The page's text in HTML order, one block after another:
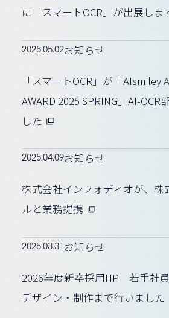
に「スマートOCR」が出展しま
2025.05.02お知らせ
「スマートOCR」が「AIsmiley
AWARD 2025 SPRING」AI-OCR
した
2025.04.09お知らせ
株式会社インフォディオが、株
ルと業務提携
2025.03.31お知らせ
2026年度新卒採用HP 若手社
デザイン・制作まで行いました